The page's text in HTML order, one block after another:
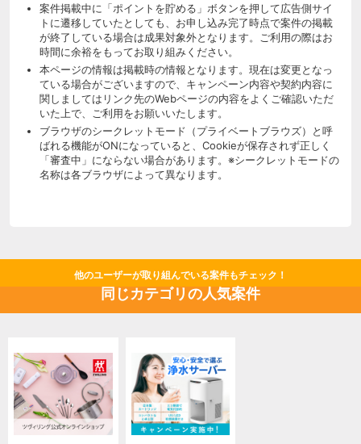
案件掲載中に「ポイントを貯める」ボタンを押して広告側サイ
トに遷移していたとしても、お申し込み完了時点で案件の掲載
が終了している場合は成果対象外となります。ご利用の際はお
時間に余裕をもってお取り組みください。
本ページの情報は掲載時の情報となります。現在は変更となっ
ている場合がございますので、キャンペーン内容や契約内容に
関しましてはリンク先のWebページの内容をよくご確認いただ
いた上で、ご利用をお願いいたします。
ブラウザのシークレットモード（プライベートブラウズ）と呼
ばれる機能がONになっていると、Cookieが保存されず正しく
「審査中」にならない場合があります。※シークレットモードの
名称は各ブラウザによって異なります。
他のユーザーが取り組んでいる案件もチェック！
同じカテゴリの人気案件